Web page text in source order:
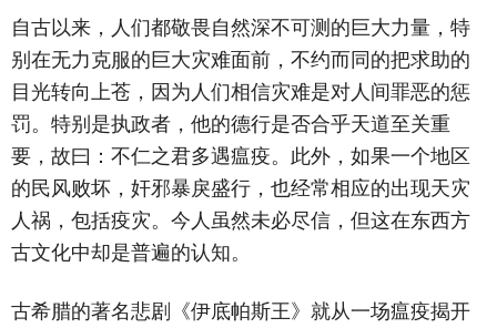
自古以来，人们都敬畏自然深不可测的巨大力量，特
别在无力克服的巨大灾难面前，不约而同的把求助的
目光转向上苍，因为人们相信灾难是对人间罪恶的惩
罚。特别是执政者，他的德行是否合乎天道至关重
要，故曰：不仁之君多遇瘟疫。此外，如果一个地区
的民风败坏，奸邪暴戾盛行，也经常相应的出现天灾
人祸，包括疫灾。今人虽然未必尽信，但这在东西方
古文化中却是普遍的认知。
古希腊的著名悲剧《伊底帕斯王》就从一场瘟疫揭开